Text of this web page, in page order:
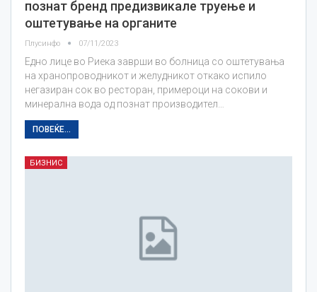
познат бренд предизвикале труење и
оштетување на органите
Плусинфо 07/11/2023
Едно лице во Риека заврши во болница со оштетувања
на хранопроводникот и желудникот откако испило
негазиран сок во ресторан, примероци на сокови и
минерална вода од познат производител…
ПОВЕЌЕ...
БИЗНИС